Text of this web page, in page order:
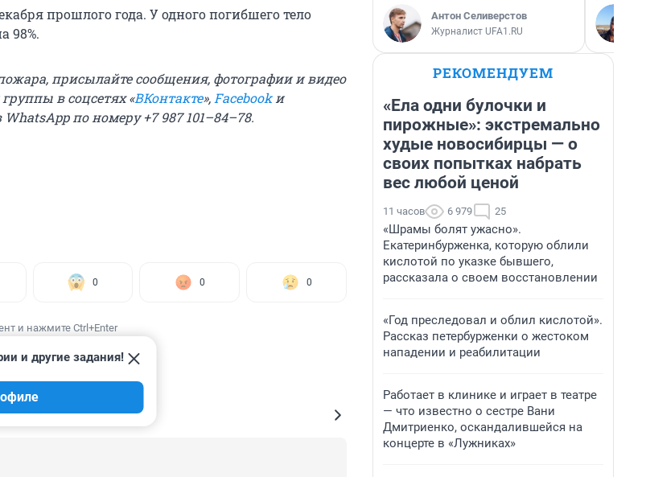
прошлого года. У одного погибшего тело
98%.
присылайте сообщения, фотографии и видео
в соцсетях «ВКонтакте», Facebookи
WhatsApp по номеру +7 987 101–84–78.
0 0 0
и нажмите Ctrl+Enter
и другие задания!
Антон Селиверстов
Журналист UFA1.RU
РЕКОМЕНДУЕМ
«Ела одни булочки и
пирожные»: экстремально
худые новосибирцы — о
своих попытках набрать
вес любой ценой
11 часов 6 979 25
«Шрамы болят ужасно».
Екатеринбурженка, которую облили
кислотой по указке бывшего,
рассказала о своем восстановлении
«Год преследовал и облил кислотой».
Рассказ петербурженки о жестоком
нападении и реабилитации
Работает в клинике и играет в театре
— что известно о сестре Вани
Дмитриенко, оскандалившейся на
концерте в «Лужниках»